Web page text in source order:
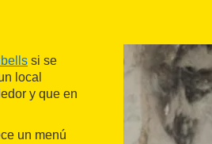
si se
local
y que en
un menú